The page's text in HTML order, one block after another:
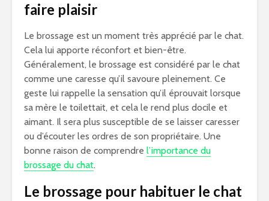
faire plaisir
Le brossage est un moment très apprécié par le chat.
Cela lui apporte réconfort et bien-être.
Généralement, le brossage est considéré par le chat
comme une caresse qu’il savoure pleinement. Ce
geste lui rappelle la sensation qu’il éprouvait lorsque
sa mère le toilettait, et cela le rend plus docile et
aimant. Il sera plus susceptible de se laisser caresser
ou d’écouter les ordres de son propriétaire. Une
bonne raison de comprendre l’importance du
brossage du chat.
Le brossage pour habituer le chat